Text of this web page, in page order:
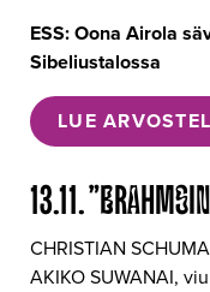
ESS: Oona Airola
Sibeliustalossa
LUE
13.11.
CHRISTIAN
AKIKO SUWANAI,